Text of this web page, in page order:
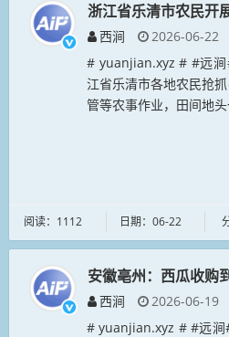
浙江省乐清市农民开
西涧
2026-06-22
# yuanjian.xyz # #远
江省乐清市各地农民抢
管等农事作业，田间地
阅读：1112 日期：06-22
安徽亳州：西瓜收购
西涧
2026-06-19
# yuanjian.xyz # #远涧